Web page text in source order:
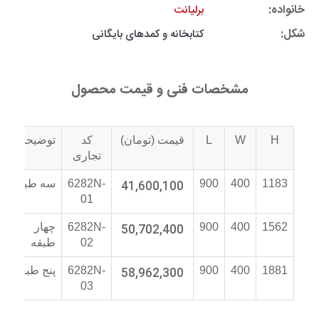
خانواده: برلیانت
شکل: کتابخانه و کمدهای بایگانی
مشخصات فنی و قیمت محصول
H
W
L قیمت (تومان)
کد
تجاری
توضیحات
1183
400
900
41,600,100
6282N-
01
سه طبقه
1562
400
900
50,702,400
6282N-
02
چهار
طبقه
1881
400
900
58,962,300
6282N-
03
پنج طبقه